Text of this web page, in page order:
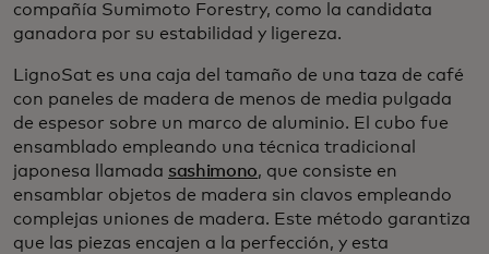
compañía Sumimoto Forestry, como la candidata
ganadora por su estabilidad y ligereza.
LignoSat es una caja del tamaño de una taza de café
con paneles de madera de menos de media pulgada
de espesor sobre un marco de aluminio. El cubo fue
ensamblado empleando una técnica tradicional
japonesa llamada sashimono, que consiste en
ensamblar objetos de madera sin clavos empleando
complejas uniones de madera. Este método garantiza
que las piezas encajen a la perfección, y esta